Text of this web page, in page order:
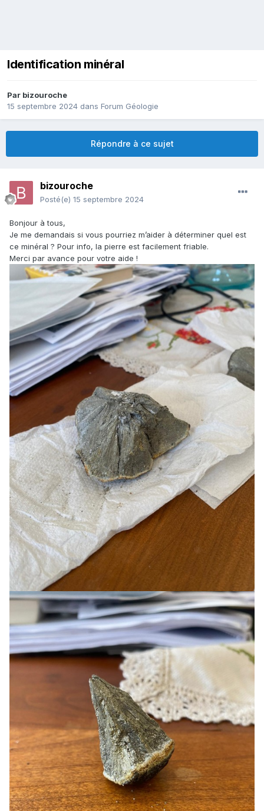
Identification minéral
Par bizouroche
15 septembre 2024 dans Forum Géologie
Répondre à ce sujet
bizouroche
Posté(e) 15 septembre 2024
Bonjour à tous,
Je me demandais si vous pourriez m’aider à déterminer quel est
ce minéral ? Pour info, la pierre est facilement friable.
Merci par avance pour votre aide !